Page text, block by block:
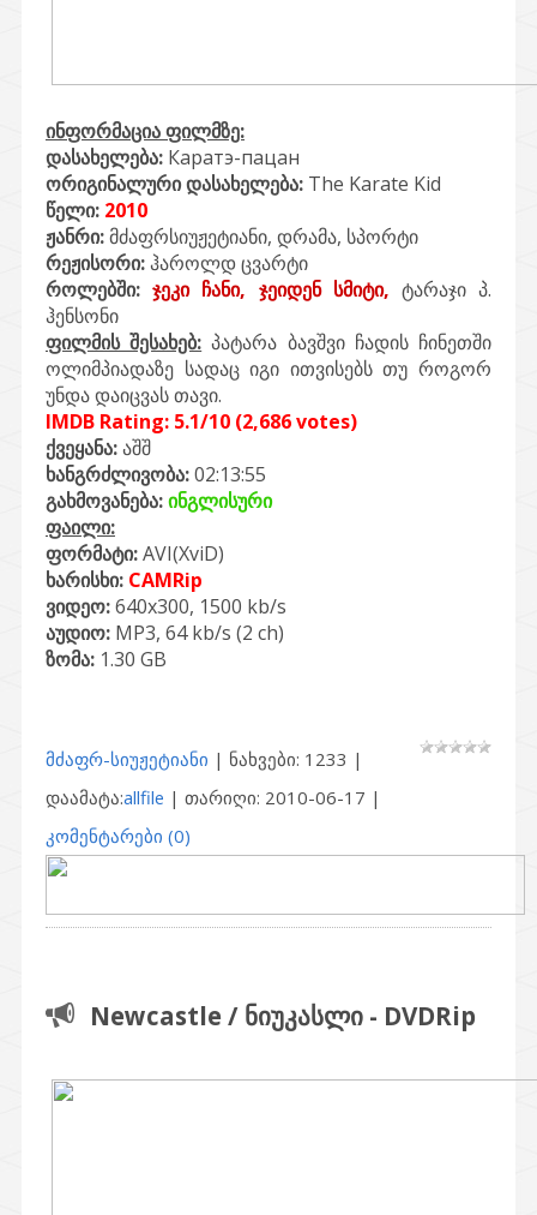
ინფორმაცია ფილმზე:
დასახელება: Каратэ-пацан
ორიგინალური დასახელება: The Karate Kid
წელი: 2010
ჟანრი:მძაფრსიუჟეტიანი, დრამა, სპორტი
რეჟისორი: ჰაროლდ ცვარტი
როლებში: ჯეკი ჩანი, ჯეიდენ სმიტი, ტარაჯი პ.
ჰენსონი
ფილმის შესახებ: პატარა ბავშვი ჩადის ჩინეთში
ოლიმპიადაზე სადაც იგი ითვისებს თუ როგორ
უნდა დაიცვას თავი.
IMDB Rating: 5.1/10 (2,686 votes)
ქვეყანა:აშშ
ხანგრძლივობა:02:13:55
გახმოვანება:ინგლისური
ფაილი:
ფორმატი:AVI(XviD)
ხარისხი: CAMRip
ვიდეო:640x300, 1500 kb/s
აუდიო: MP3, 64 kb/s (2 ch)
ზომა: 1.30 GB
მძაფრ-სიუჟეტიანი | ნახვები: 1233 |
დაამატა:allfile | თარიღი: 2010-06-17 |
კომენტარები (0)
Newcastle / ნიუკასლი - DVDRip